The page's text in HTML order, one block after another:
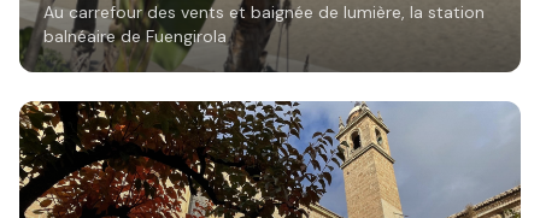
Au carrefour des vents et baignée de lumière, la station
balnéaire de Fuengirola